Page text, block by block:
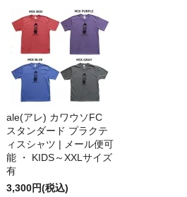
ale(アレ) カワウソFC
スタンダード プラクテ
ィスシャツ | メール便可
能 ・ KIDS～XXLサイズ
有
3,300円(税込)